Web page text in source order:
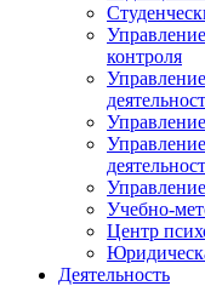
контроля
Учебно-
Центр
Деятельность